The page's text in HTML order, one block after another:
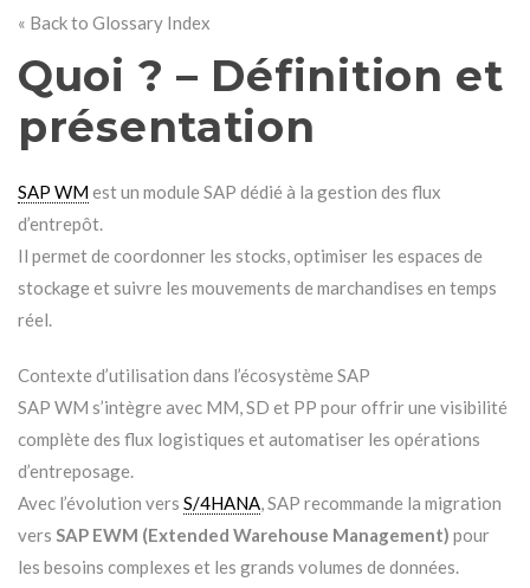
« Back to Glossary Index
Quoi ? – Définition et
présentation
SAP WMest un module SAP dédié à la gestion des flux
d’entrepôt.
Il permet de coordonner les stocks, optimiser les espaces de
stockage et suivre les mouvements de marchandises en temps
réel.
Contexte d’utilisation dans l’écosystème SAP
SAP WM s’intègre avec MM, SD et PP pour offrir une visibilité
complète des flux logistiques et automatiser les opérations
d’entreposage.
Avec l’évolution vers S/4HANA , SAP recommande la migration
vers SAP EWM (Extended Warehouse Management) pour
les besoins complexes et les grands volumes de données.